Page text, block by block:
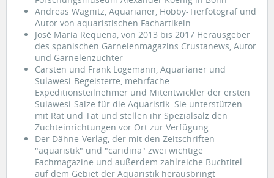
Andreas Wagnitz, Aquarianer, Hobby-Tierfotograf und
Autor von aquaristischen Fachartikeln
José María Requena, von 2013 bis 2017 Herausgeber
des spanischen Garnelenmagazins Crustanews, Autor
und Garnelenzüchter
Carsten und Frank Logemann, Aquarianer und
Sulawesi-Begeisterte, mehrfache
Expeditionsteilnehmer und Mitentwickler der ersten
Sulawesi-Salze für die Aquaristik. Sie unterstützen
mit Rat und Tat und stellen ihr Spezialsalz den
Zuchteinrichtungen vor Ort zur Verfügung.
Der Dähne-Verlag, der mit den Zeitschriften
"aquaristik" und "caridina" zwei wichtige
Fachmagazine und außerdem zahlreiche Buchtitel
auf dem Gebiet der Aquaristik herausbringt